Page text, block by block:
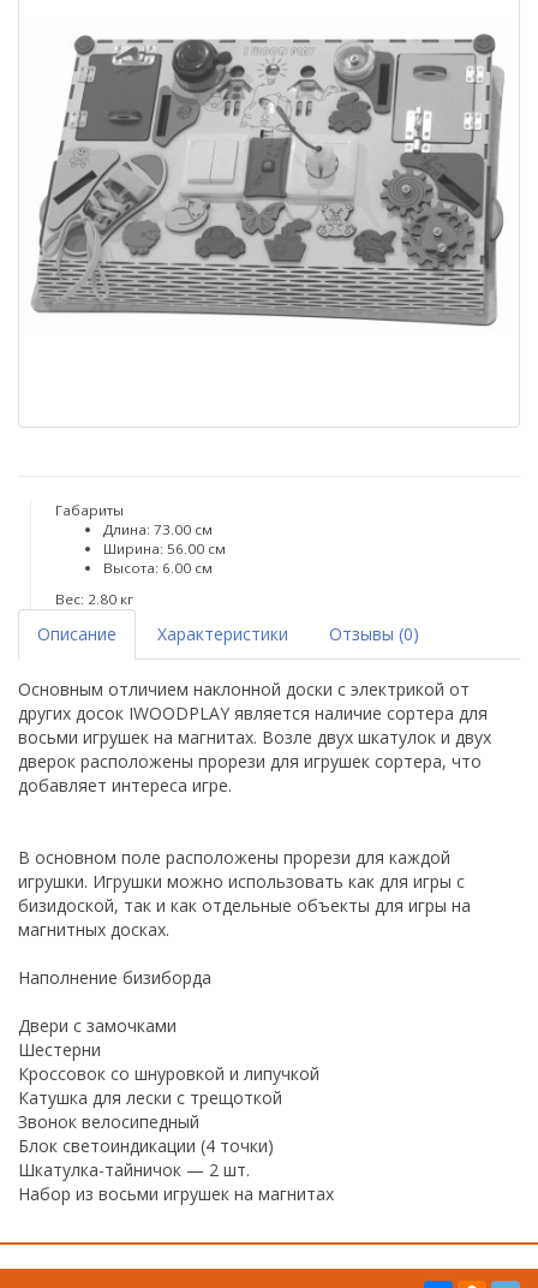
Габариты
Длина: 73.00 см
Ширина: 56.00 см
Высота: 6.00 см
Вес: 2.80 кг
Описание Характеристики Отзывы (0)
Основным отличием наклонной доски с электрикой от
других досок IWOODPLAY является наличие сортера для
восьми игрушек на магнитах. Возле двух шкатулок и двух
дверок расположены прорези для игрушек сортера, что
добавляет интереса игре.
В основном поле расположены прорези для каждой
игрушки. Игрушки можно использовать как для игры с
бизидоской, так и как отдельные объекты для игры на
магнитных досках.
Наполнение бизиборда
Двери с замочками
Шестерни
Кроссовок со шнуровкой и липучкой
Катушка для лески с трещоткой
Звонок велосипедный
Блок светоиндикации (4 точки)
Шкатулка-тайничок — 2 шт.
Набор из восьми игрушек на магнитах